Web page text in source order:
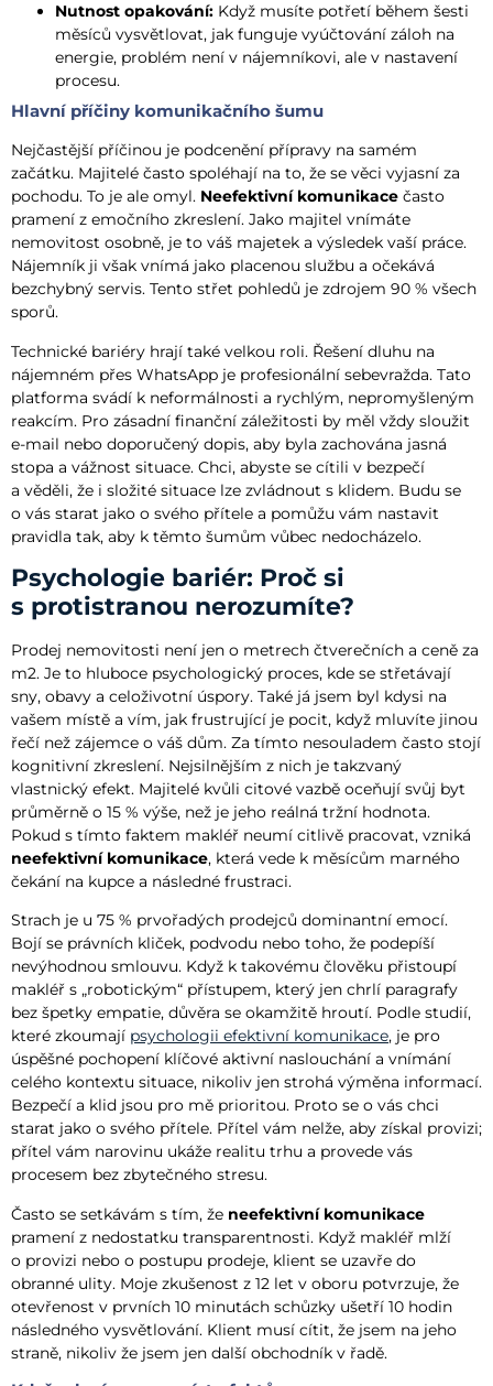
Nutnost opakování: Když musíte potřetí během šesti
měsíců vysvětlovat, jak funguje vyúčtování záloh na
energie, problém není v nájemníkovi, ale v nastavení
procesu.
Hlavní příčiny komunikačního šumu
Nejčastější příčinou je podcenění přípravy na samém
začátku. Majitelé často spoléhají na to, že se věci vyjasní za
pochodu. To je ale omyl. Neefektivní komunikace často
pramení z emočního zkreslení. Jako majitel vnímáte
nemovitost osobně, je to váš majetek a výsledek vaší práce.
Nájemník ji však vnímá jako placenou službu a očekává
bezchybný servis. Tento střet pohledů je zdrojem 90 % všech
sporů.
Technické bariéry hrají také velkou roli. Řešení dluhu na
nájemném přes WhatsApp je profesionální sebevražda. Tato
platforma svádí k neformálnosti a rychlým, nepromyšleným
reakcím. Pro zásadní finanční záležitosti by měl vždy sloužit
e-mail nebo doporučený dopis, aby byla zachována jasná
stopa a vážnost situace. Chci, abyste se cítili v bezpečí
a věděli, že i složité situace lze zvládnout s klidem. Budu se
o vás starat jako o svého přítele a pomůžu vám nastavit
pravidla tak, aby k těmto šumům vůbec nedocházelo.
Psychologie bariér: Proč si
s protistranou nerozumíte?
Prodej nemovitosti není jen o metrech čtverečních a ceně za
m2. Je to hluboce psychologický proces, kde se střetávají
sny, obavy a celoživotní úspory. Také já jsem byl kdysi na
vašem místě a vím, jak frustrující je pocit, když mluvíte jinou
řečí než zájemce o váš dům. Za tímto nesouladem často stojí
kognitivní zkreslení. Nejsilnějším z nich je takzvaný
vlastnický efekt. Majitelé kvůli citové vazbě oceňují svůj byt
průměrně o 15 % výše, než je jeho reálná tržní hodnota.
Pokud s tímto faktem makléř neumí citlivě pracovat, vzniká
neefektivní komunikace, která vede k měsícům marného
čekání na kupce a následné frustraci.
Strach je u 75 % prvořadých prodejců dominantní emocí.
Bojí se právních kliček, podvodu nebo toho, že podepíší
nevýhodnou smlouvu. Když k takovému člověku přistoupí
makléř s „robotickým“ přístupem, který jen chrlí paragrafy
bez špetky empatie, důvěra se okamžitě hroutí. Podle studií,
které zkoumají psychologii efektivní komunikace, je pro
úspěšné pochopení klíčové aktivní naslouchání a vnímání
celého kontextu situace, nikoliv jen strohá výměna informací.
Bezpečí a klid jsou pro mě prioritou. Proto se o vás chci
starat jako o svého přítele. Přítel vám nelže, aby získal provizi;
přítel vám narovinu ukáže realitu trhu a provede vás
procesem bez zbytečného stresu.
Často se setkávám s tím, že neefektivní komunikace
pramení z nedostatku transparentnosti. Když makléř mlží
o provizi nebo o postupu prodeje, klient se uzavře do
obranné ulity. Moje zkušenost z 12 let v oboru potvrzuje, že
otevřenost v prvních 10 minutách schůzky ušetří 10 hodin
následného vysvětlování. Klient musí cítit, že jsem na jeho
straně, nikoliv že jsem jen další obchodník v řadě.